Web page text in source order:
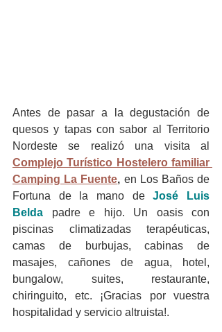
Antes de pasar a la degustación de
quesos y tapas con sabor al Territorio
Complejo Turístico Hostelero familiar
Camping La Fuente, en Los Baños de
Fortuna de la mano de José Luis
Belda
padre e hijo. Un oasis con
piscinas climatizadas terapéuticas,
camas de burbujas, cabinas de
masajes, cañones de agua, hotel,
bungalow, suites, restaurante,
chiringuito, etc. ¡Gracias por vuestra
hospitalidad y servicio altruista!.